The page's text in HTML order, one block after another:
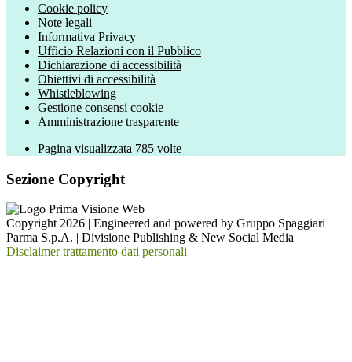
Cookie policy
Note legali
Informativa Privacy
Ufficio Relazioni con il Pubblico
Dichiarazione di accessibilità
Obiettivi di accessibilità
Whistleblowing
Gestione consensi cookie
Amministrazione trasparente
Pagina visualizzata 785 volte
Sezione Copyright
Copyright 2026 | Engineered and powered by Gruppo Spaggiari
Parma S.p.A. | Divisione Publishing & New Social Media
Disclaimer trattamento dati personali